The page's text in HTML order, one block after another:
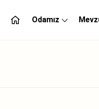
Odamız